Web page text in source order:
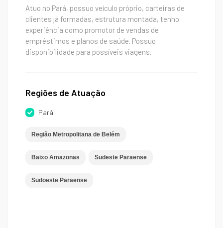
Atuo no Pará, possuo veículo próprio, carteiras de
clientes já formadas, estrutura montada, tenho
experiência como promotor de vendas de
empréstimos e planos de saúde. Possuo
disponibilidade para possíveis viagens.
Regiões de Atuação
Pará
Região Metropolitana de Belém
Baixo Amazonas Sudeste Paraense
Sudoeste Paraense